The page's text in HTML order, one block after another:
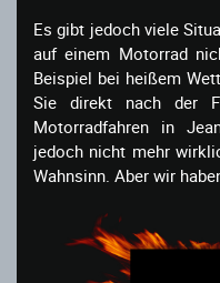
Es gibt jedoch viele
auf einem Motorrad
Beispiel bei heißem
Sie direkt nach der
Motorradfahren in
jedoch nicht mehr
Wahnsinn. Aber wir